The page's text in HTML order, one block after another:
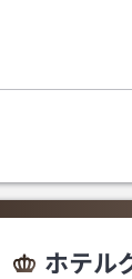
ホテル